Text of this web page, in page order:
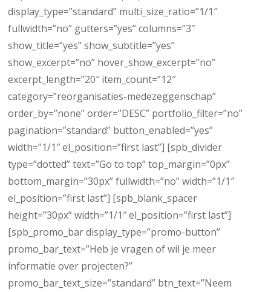
display_type=”standard” multi_size_ratio=”1/1″
fullwidth=”no” gutters=”yes” columns=”3″
show_title=”yes” show_subtitle=”yes”
show_excerpt=”no” hover_show_excerpt=”no”
excerpt_length=”20″ item_count=”12″
category=”reorganisaties-medezeggenschap”
order_by=”none” order=”DESC” portfolio_filter=”no”
pagination=”standard” button_enabled=”yes”
width=”1/1″ el_position=”first last”] [spb_divider
type=”dotted” text=”Go to top” top_margin=”0px”
bottom_margin=”30px” fullwidth=”no” width=”1/1″
el_position=”first last”] [spb_blank_spacer
height=”30px” width=”1/1″ el_position=”first last”]
[spb_promo_bar display_type=”promo-button”
promo_bar_text=”Heb je vragen of wil je meer
informatie over projecten?”
promo_bar_text_size=”standard” btn_text=”Neem